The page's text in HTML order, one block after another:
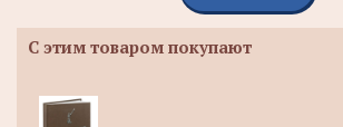
С этим товаром покупают